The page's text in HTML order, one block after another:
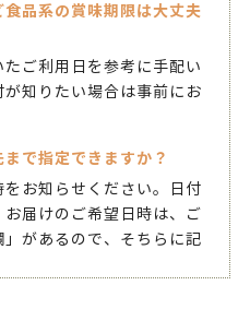
品系の賞味期限は大丈夫
ご利用日を参考に手配い
知りたい場合は事前にお
で指定できますか？
お知らせください。日付
届けのご希望日時は、ご
があるので、そちらに記